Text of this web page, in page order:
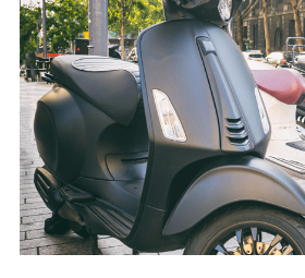
用履歴インターネット利用時の行動に
ーション利用時の行動に関する情報、
商品の名称・購入場所・決済に関する
答に関する情報などが含まれます。
保険関連サービス情報
当社又は株式会社NTTドコモが提供
関して取得し、又は保有する情報。例
時、資料請求受付時又はユーザー登録
た情報（氏名、住所、生年月日、性別
者の関係、保険加入の目的、保険商品
料のお支払方法、車のメーカーや走行
の構造や築年数などの情報、ペットの